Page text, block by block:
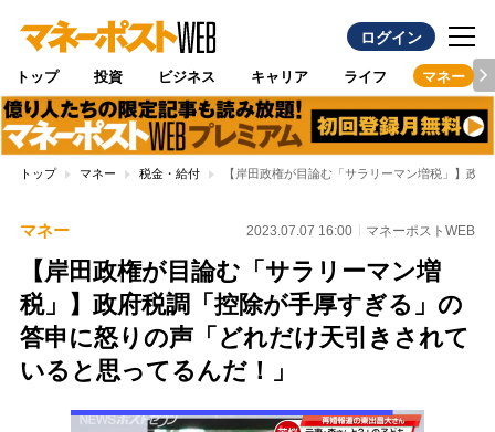
ログイン
トップ 投資 ビジネス キャリア ライフ マネー
トップ マネー 税金・給付 【岸田政権が目論む「サラリーマン増税」】政
マネー 2023.07.07 16:00 マネーポストWEB
【岸田政権が目論む「サラリーマン増
税」】政府税調「控除が手厚すぎる」の
答申に怒りの声「どれだけ天引きされて
いると思ってるんだ！」